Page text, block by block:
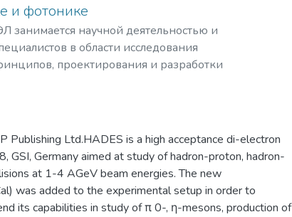
и фотонике
занимается научной деятельностью и
в области исследования
проектирования и разработки
– это создание и развитие научно-
центра мирового уровня в области
материалов и устройств электроники,
фотоники, а также создание эффективной
среды в области СВЧ-электронной и
Publishing Ltd.HADES is a high acceptance di-electron
GSI, Germany aimed at study of hadron-proton, hadron-
at 1-4 AGeV beam energies. The new
was added to the experimental setup in order to
its capabilities in study of π 0-, η-mesons, production of